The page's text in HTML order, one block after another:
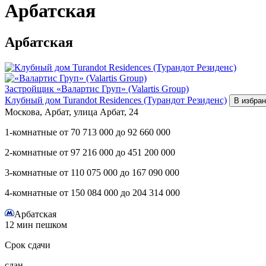
Арбатская
Арбатская
Застройщик «Валартис Груп» (Valartis Group)
Клубный дом Turandot Residences (Турандот Резиденс)
В
Москова, Арбат, улица Арбат, 24
1-комнатные от 70 713 000 до 92 660 000
2-комнатные от 97 216 000 до 451 200 000
3-комнатные от 110 075 000 до 167 090 000
4-комнатные от 150 084 000 до 204 314 000
Арбатская
12 мин пешком
Срок сдачи